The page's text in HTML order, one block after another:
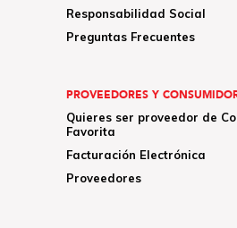
Responsabilidad Social
Preguntas Frecuentes
PROVEEDORES Y
Quieres ser proveedor de
Favorita
Facturación Electrónica
Proveedores